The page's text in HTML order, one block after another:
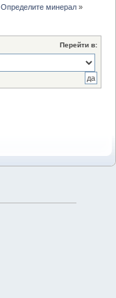
Определите минерал»
Перейти в: